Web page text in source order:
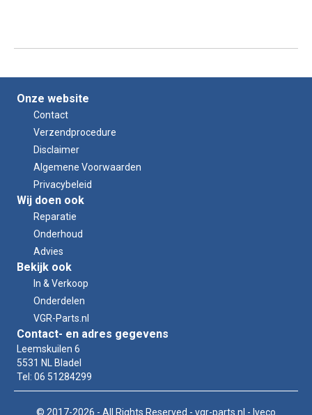
Onze website
Contact
Verzendprocedure
Disclaimer
Algemene Voorwaarden
Privacybeleid
Wij doen ook
Reparatie
Onderhoud
Advies
Bekijk ook
In & Verkoop
Onderdelen
VGR-Parts.nl
Contact- en adres gegevens
Leemskuilen 6
5531 NL Bladel
Tel: 06 51284299
© 2017-2026 - All Rights Reserved - vgr-parts.nl - Iveco